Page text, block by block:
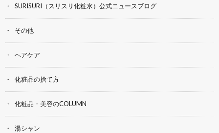
SURISURI（スリスリ化粧水）公式ニュースブログ
その他
ヘアケア
化粧品の捨て方
化粧品・美容のCOLUMN
湯シャン